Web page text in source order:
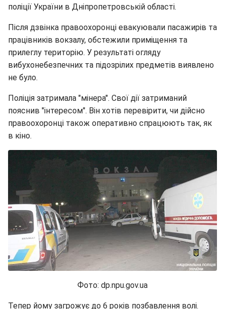
поліції України в Дніпропетровській області.
Після дзвінка правоохоронці евакуювали пасажирів та
працівників вокзалу, обстежили приміщення та
прилеглу територію. У результаті огляду
вибухонебезпечних та підозрілих предметів виявлено
не було.
Поліція затримала "мінера". Свої дії затриманий
пояснив "інтересом". Він хотів перевірити, чи дійсно
правоохоронці також оперативно спрацюють так, як
в кіно.
Фото: dp.npu.gov.ua
Тепер йому загрожує до 6 років позбавлення волі.